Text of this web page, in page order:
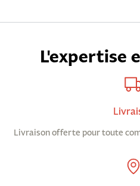
L'expertise
Livraison offerte pour toute